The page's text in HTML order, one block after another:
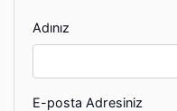
Adınız
E-posta Adresiniz